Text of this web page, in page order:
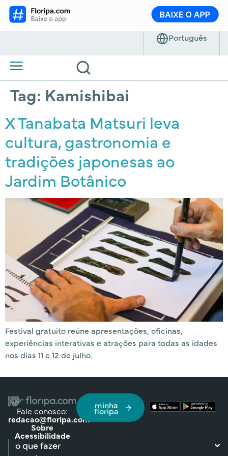
Tag: Kamishibai
X Tanabata Matsuri leva
cultura, gastronomia e
tradições japonesas ao
Jardim Botânico
Festival gratuito reúne apresentações, oficinas,
experiências interativas e atrações para todas as idades
nos dias 11 e 12 de julho.
Fale conosco:
redacao@floripa.com
Sobre
Acessibilidade
minha
floripa
o que fazer